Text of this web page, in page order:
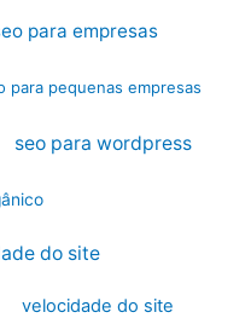
para empresas
para pequenas empresas
seo para wordpress
do site
velocidade do site